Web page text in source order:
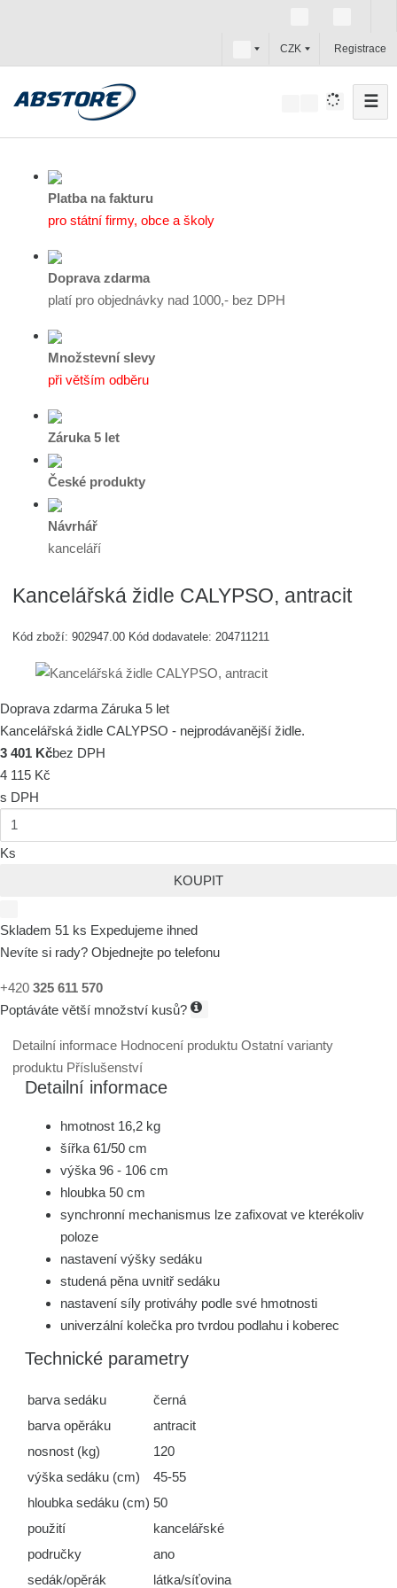
c
z
CZK Registrace
☰
Platba na fakturu
pro státní firmy, obce a školy
Doprava zdarma
platí pro objednávky nad 1000,- bez DPH
Množstevní slevy
při větším odběru
Záruka 5 let
České produkty
Návrhář
kanceláří
Kancelářská židle CALYPSO, antracit
Kód zboží:902947.00 Kód dodavatele:204711211
Doprava zdarma Záruka 5 let
Kancelářská židle CALYPSO - nejprodávanější židle.
3 401 Kčbez DPH
4 115 Kč
s DPH
Ks
KOUPIT
Skladem 51 ks Expedujeme ihned
Nevíte si rady? Objednejte po telefonu
+420 325 611 570
Poptáváte větší množství kusů?
Detailní informace Hodnocení produktuOstatní varianty
produktu Příslušenství
Detailní informace
hmotnost 16,2 kg
šířka 61/50 cm
výška 96 - 106 cm
hloubka 50 cm
synchronní mechanismus lze zafixovat ve kterékoliv
poloze
nastavení výšky sedáku
studená pěna uvnitř sedáku
nastavení síly protiváhy podle své hmotnosti
univerzální kolečka pro tvrdou podlahu i koberec
Technické parametry
barva sedáku
černá
barva opěráku
antracit
nosnost (kg)
120
výška sedáku (cm)
45-55
hloubka sedáku (cm) 50
použití
kancelářské
područky
ano
sedák/opěrák
látka/síťovina